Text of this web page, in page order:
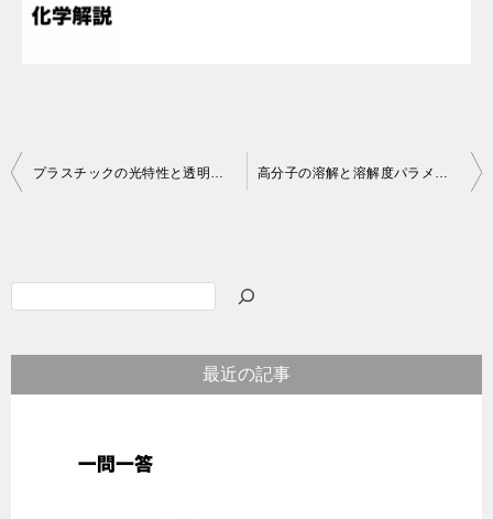
投
ゲ
プラスチックの光特性と透明性について 高分子の溶解と溶解度パラメータ：溶媒選択の重要性について
最近の記事